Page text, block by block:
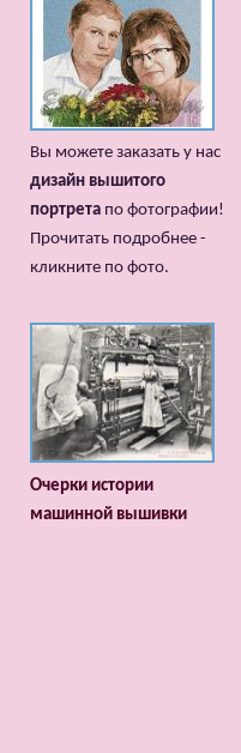
Вы можете заказать у нас
дизайн вышитого
портрета по фотографии!
Прочитать подробнее -
кликните по фото.
Очерки истории
машинной вышивки